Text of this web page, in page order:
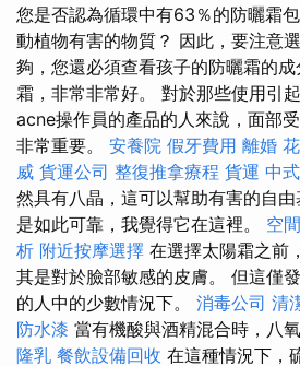
您是否認為循環中有63％的防曬霜
動植物有害的物質？ 因此，要注意
夠，您還必須查看孩子的防曬霜的
霜，非常非常好。 對於那些使用引
acne操作員的產品的人來說，面部
非常重要。 安養院 假牙費用 離婚
威 貨運公司 整復推拿療程 貨運 中
然具有八晶，這可以幫助有害的自
是如此可靠，我覺得它在這裡。 空
析 附近按摩選擇 在選擇太陽霜之前
其是對於臉部敏感的皮膚。 但這僅
的人中的少數情況下。 消毒公司 清
防水漆 當有機酸與酒精混合時，八
隆乳 餐飲設備回收 在這種情況下，